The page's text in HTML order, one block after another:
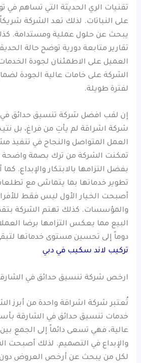
تقنيات الري الحديثة التي تساهم في
على النباتات. لذلك تعد الشركة
يبحث عن حلول عملية ومستدامة.
تقارير متابعة دورية توضح حالة
العميل على الاطمئنان لجودة
الشركة على خامات عالية الجودة
لفترة طويلة.
إن لقب افضل شركة تنسيق حدائق في
شركة اشراقة لم يأتِ من فراغ، بل
العمل المتواصل والنجاح في تنفيذ
تمكنت الشركة من ترك بصمة واضحة
بفضل التزامها بالابتكار والإبداع.
تطوير خدماتها بما يتماشى مع
أصبحت الخيار الأول ليس فقط
والمؤسسات. كذلك تهتم الشركة
البيع مما يعكس التزامها برضا
دوماً إلى تحسين مستوى خدماتها
تركيب لاند سكيب في دبي
ارخص شركة تنسيق حدائق في
تُعتبر شركة اشراقة واحدة من أبرز
خدمات تنسيق حدائق في الشارقة
عالية، فهي تسعى دائماً إلى الجمع
والإبداع في التصميم. لذلك أصبحت
لكل من يبحث عن أرخص العروض دون